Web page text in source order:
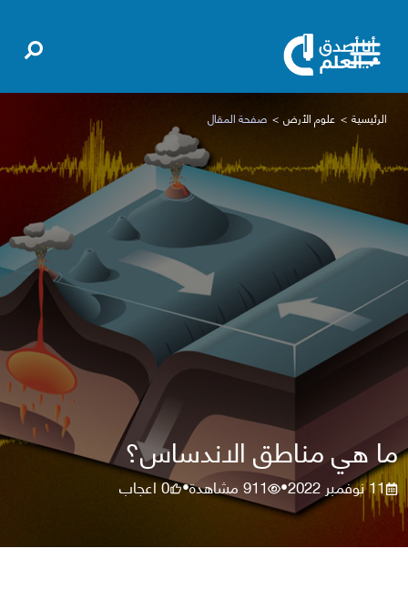
الرئيسية علوم الأرض صفحة المقال
ما هي مناطق الاندساس؟
11 نوفمبر 2022 •
911مشاهدة•
0اعجاب